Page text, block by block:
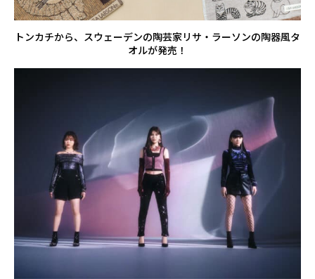
トンカチから、スウェーデンの陶芸家リサ・ラーソンの陶器風タ
オルが発売！